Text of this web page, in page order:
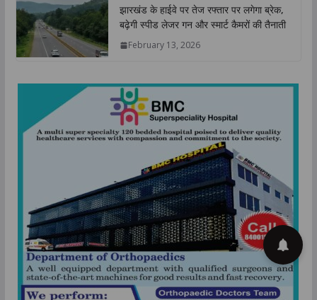
झारखंड के हाईवे पर तेज रफ्तार पर लगेगा ब्रेक,
बढ़ेगी स्पीड लेजर गन और स्मार्ट कैमरों की तैनाती
February 13, 2026